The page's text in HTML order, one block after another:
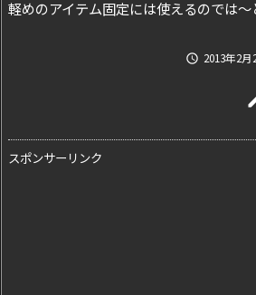
軽めのアイテム固定には使えるのでは～
 2013年2月
スポンサーリンク